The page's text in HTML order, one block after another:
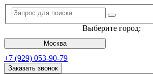
Выберите город:
Москва
+7 (929) 053-90-79
Заказать звонок